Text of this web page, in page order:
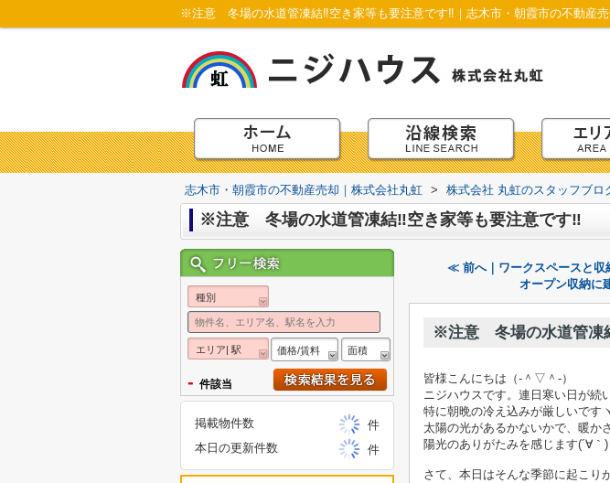
※注意 冬場の水道管凍結‼空き家等も要注意です‼｜志木市・朝霞市の不動産
志木市・朝霞市の不動産売却｜株式会社丸虹 > 株式会社 丸虹のスタッフブロ
※注意 冬場の水道管凍結‼空き家等も要注意です‼
≪ 前へ｜ワークスペースと収
オープン収納に
※注意 冬場の水道管凍
皆様こんにちは（‐＾▽＾‐）
ニジハウスです。連日寒い日が続
特に朝晩の冷え込みが厳しいです
太陽の光があるかないかで、暖か
陽光のありがたみを感じます(´∀｀)
さて、本日はそんな季節に起こり
種別
エリア| 駅 価格/賃料 面積
- 件該当
掲載物件数
件
本日の更新件数
件